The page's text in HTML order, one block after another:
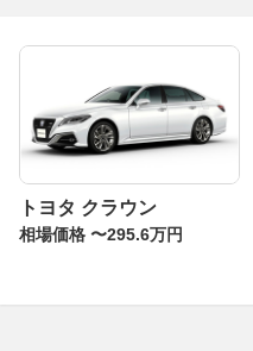
トヨタ クラウン
相場価格 〜295.6万円